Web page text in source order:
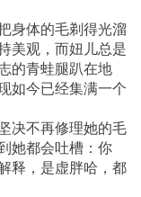
身体的毛剃得光溜
美观，而妞儿总是
的青蛙腿趴在地
如今已经集满一个
决不再修理她的毛
她都会吐槽：你
释，是虚胖哈，都